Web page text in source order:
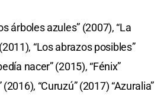
árboles azules” (2007), “La
“Los abrazos posibles”
nacer” (2015), “Fénix”
“Curuzú” (2017) “Azuralia”